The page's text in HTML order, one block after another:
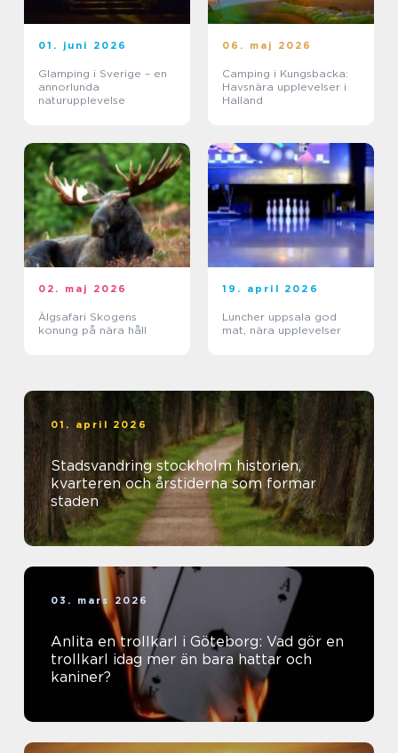
01. juni 2026
Glamping i Sverige – en
annorlunda
naturupplevelse
06. maj 2026
Camping i Kungsbacka:
Havsnära upplevelser i
Halland
02. maj 2026
Älgsafari Skogens
konung på nära håll
19. april 2026
Luncher uppsala god
mat, nära upplevelser
01. april 2026
Stadsvandring stockholm historien,
kvarteren och årstiderna som formar
staden
03. mars 2026
Anlita en trollkarl i Göteborg: Vad gör en
trollkarl idag mer än bara hattar och
kaniner?